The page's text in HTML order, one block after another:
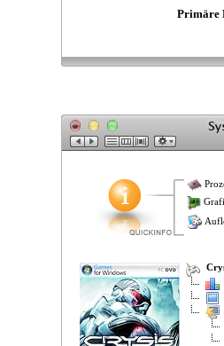
Primäre